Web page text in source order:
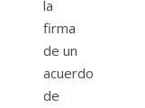
la
firma
de un
acuerdo
de